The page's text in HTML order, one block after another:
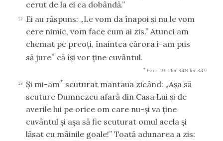
cerut de la ei ca dobândă.”
12
Ei au răspuns: „Le vom da înapoi şi nu le vom
cere nimic, vom face cum ai zis.” Atunci am
chemat pe preoţi, înaintea cărora i-am pus
să jure* că îşi vor ţine cuvântul.
* Ezra 10:5 Ier 34:8 Ier 34:9
13 Şi mi-am* scuturat mantaua zicând: „Aşa să
scuture Dumnezeu afară din Casa Lui şi de
averile lui pe orice om care nu-şi va ţine
cuvântul şi aşa să fie scuturat omul acela şi
lăsat cu mâinile goale!” Toată adunarea a zis: